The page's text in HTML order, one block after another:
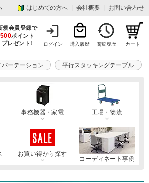
はじめての方へ 会社概要 お問い合わせ
規会員登録で
500ポイント
プレゼント!
ログイン 購入履歴 閲覧履歴 カート
パーテーション 平行スタッキングテーブル
事務機器・家電 工場・物流
お買い得から探す
コーディネート事例